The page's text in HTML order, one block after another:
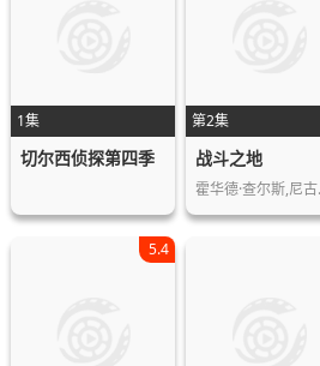
1集
切尔西侦探第四季
第2集
战斗之地
霍华
5.4